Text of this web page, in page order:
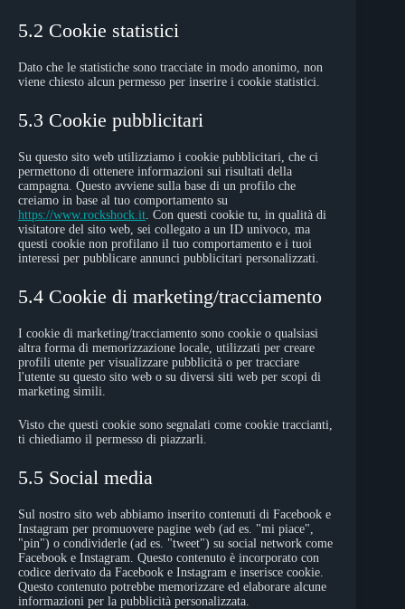
5.2 Cookie statistici
Dato che le statistiche sono tracciate in modo anonimo, non
viene chiesto alcun permesso per inserire i cookie statistici.
5.3 Cookie pubblicitari
Su questo sito web utilizziamo i cookie pubblicitari, che ci
permettono di ottenere informazioni sui risultati della
campagna. Questo avviene sulla base di un profilo che
creiamo in base al tuo comportamento su
https://www.rockshock.it. Con questi cookie tu, in qualità di
visitatore del sito web, sei collegato a un ID univoco, ma
questi cookie non profilano il tuo comportamento e i tuoi
interessi per pubblicare annunci pubblicitari personalizzati.
5.4 Cookie di marketing/tracciamento
I cookie di marketing/tracciamento sono cookie o qualsiasi
altra forma di memorizzazione locale, utilizzati per creare
profili utente per visualizzare pubblicità o per tracciare
l'utente su questo sito web o su diversi siti web per scopi di
marketing simili.
Visto che questi cookie sono segnalati come cookie traccianti,
ti chiediamo il permesso di piazzarli.
5.5 Social media
Sul nostro sito web abbiamo inserito contenuti di Facebook e
Instagram per promuovere pagine web (ad es. "mi piace",
"pin") o condividerle (ad es. "tweet") su social network come
Facebook e Instagram. Questo contenuto è incorporato con
codice derivato da Facebook e Instagram e inserisce cookie.
Questo contenuto potrebbe memorizzare ed elaborare alcune
informazioni per la pubblicità personalizzata.